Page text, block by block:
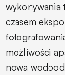
wykonywania
czasem
możliwości
nowa